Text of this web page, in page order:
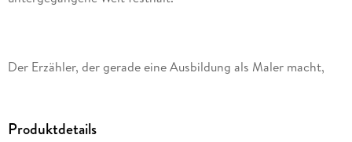
Der Erzähler, der gerade eine Ausbildung als Maler macht,
seinen verfallenden Hinterhäusern, in denen die Bohème der
DDR lebt. Er sucht einen Platz fu r sich in dieser Zeit des
Produktdetails